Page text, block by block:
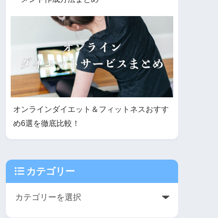
オンラインダイエット＆フィットネスおすす
め6選を徹底比較！
カテゴリー